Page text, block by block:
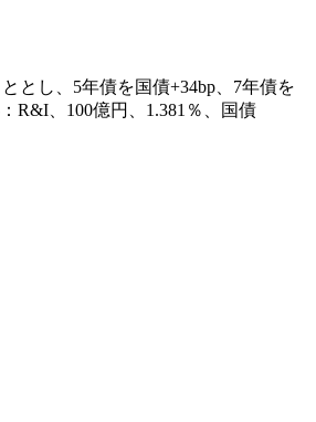
とし、5年債を国債+34bp、7年債を
R&I、100億円、1.381％、国債